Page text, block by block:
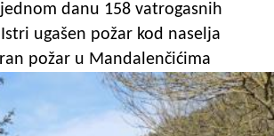
danu 158 vatrogasnih
ugašen požar kod naselja
požar u Mandalenčićima